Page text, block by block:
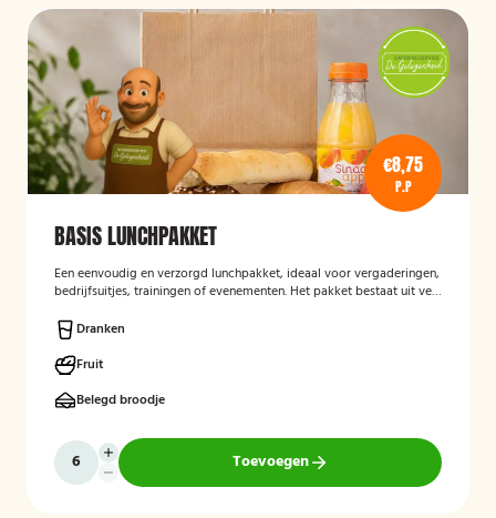
€8,75
P.P
BASIS LUNCHPAKKET
Een eenvoudig en verzorgd lunchpakket, ideaal voor vergaderingen,
bedrijfsuitjes, trainingen of evenementen. Het pakket bestaat uit vers
lunch voor onderweg of op locatie.
Dranken
Fruit
Belegd broodje
Toevoegen